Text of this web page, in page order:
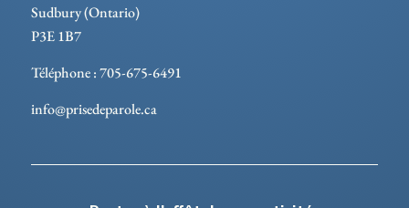
Sudbury (Ontario)
P3E 1B7
Téléphone : 705-675-6491
info@prisedeparole.ca